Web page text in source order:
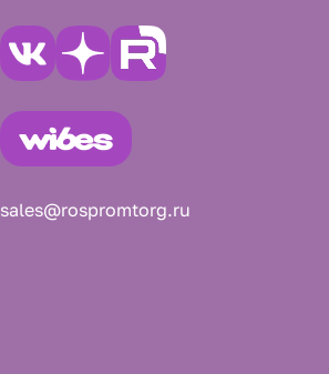
sales@rospromtorg.ru